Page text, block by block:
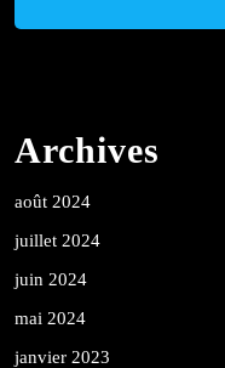
Archives
août 2024
juillet 2024
juin 2024
mai 2024
janvier 2023